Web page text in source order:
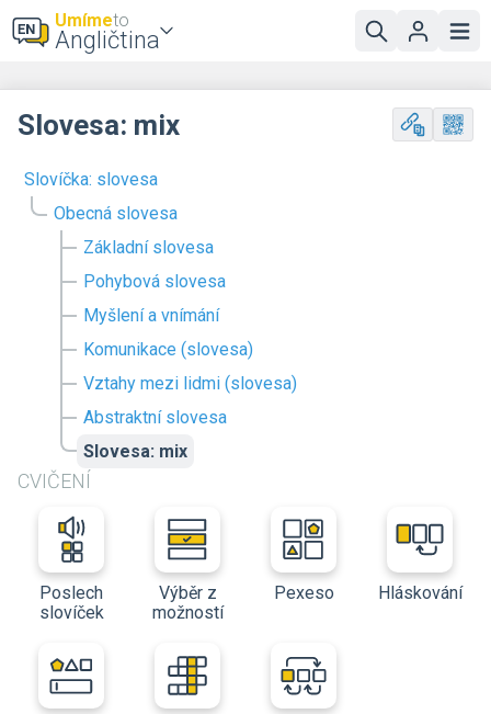
Umímeto
Angličtina
Slovíčka: slovesa
Obecná slovesa
Základní slovesa
Pohybová slovesa
Myšlení a vnímání
Komunikace (slovesa)
Vztahy mezi lidmi (slovesa)
Abstraktní slovesa
Slovesa: mix
CVIČENÍ
Poslech
slovíček
Výběr z
možností
Pexeso Hláskování
Slovesa: mix